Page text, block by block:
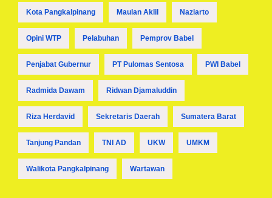
Kota Pangkalpinang Maulan Aklil Naziarto
Opini WTP Pelabuhan Pemprov Babel
Penjabat Gubernur PT Pulomas Sentosa PWI Babel
Radmida Dawam Ridwan Djamaluddin
Riza Herdavid Sekretaris Daerah Sumatera Barat
Tanjung Pandan TNI AD UKW UMKM
Walikota Pangkalpinang Wartawan